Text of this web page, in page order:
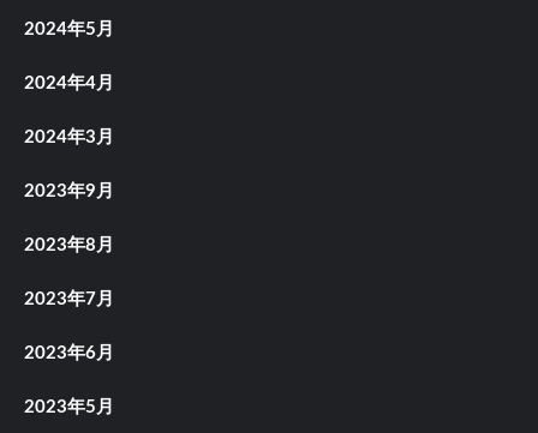
2024年5月
2024年4月
2024年3月
2023年9月
2023年8月
2023年7月
2023年6月
2023年5月